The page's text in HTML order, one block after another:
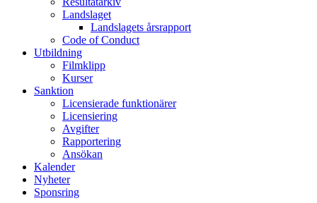
Landslaget
Landslagets årsrapport
Code of Conduct
Utbildning
Filmklipp
Kurser
Sanktion
Licensierade funktionärer
Licensiering
Avgifter
Rapportering
Ansökan
Kalender
Nyheter
Sponsring